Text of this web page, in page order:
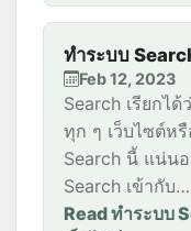
ทำระบบ
Feb 12, 2023
Search เรียกไ
ทุก ๆ เว็บไซต์ห
Search นี้ แน่น
Search เข้ากับ…
Read ทำระบบ